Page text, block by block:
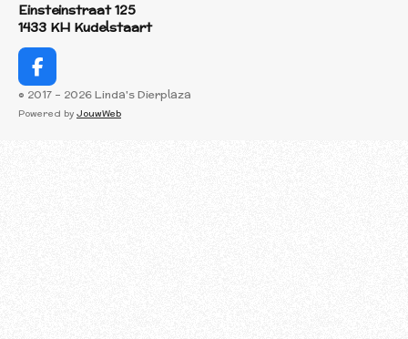
Einsteinstraat 125
1433 KH Kudelstaart
F
a
c
© 2017 - 2026 Linda's Dierplaza
Powered by JouwWeb